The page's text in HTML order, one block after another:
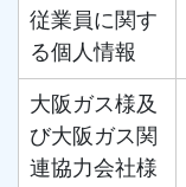
従業員に関す
る個人情報
大阪ガス様及
び大阪ガス関
連協力会社様